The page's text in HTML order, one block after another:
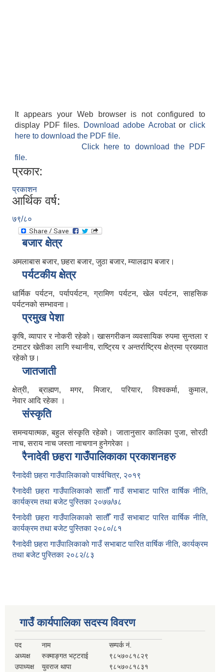
It appears your Web browser is not configured to
display PDF files.
Download adobe Acrobatorclick
here to download the PDF file.
Click here to download the PDF
file.
प्रकार:
प्रकाशन
आर्थिक वर्ष:
७९/८०
बजार क्षेत्र
अमलाबास बजार, छहरा बजार, जुठा बजार, म्यालढाप बजार।
पर्यटकीय क्षेत्र
धार्मिक पर्यटन, पर्यापर्यटन, ग्रामिण पर्यटन, खेल पर्यटन, साहसिक
पर्यटनको सम्भावना।
प्रमुख पेशा
कृषि, व्यापार र नोकरी रहेको। खासगरीकन व्यवसायिक रुपमा सुन्तला र
टमाटर खेतीका लागि स्थानीय, राष्ट्रिय र अन्तर्राष्ट्रिय क्षेत्रमा प्रख्यात
रहेको छ।
जातजाती
क्षेत्री, ब्राह्मण, मगर, मिजार, परियार, विश्वकर्मा, कुमाल,
नेवार आदि रहेका ।
संस्कृति
समन्वयात्मक, बहुल संस्कृति रहेको। जातानुसार कालिका पुजा, सोरठी
नाच, सराय नाच जस्ता नाचगान हुनेगरेका ।
रैनादेवी छहरा गाउँपालिकाका प्रकाशनहरु
रैनादेवी छहरा गाउँपालिकाको पार्श्वचित्र, २०१९
रैनादेवी छहरा गाउँपालिकाको सातौँ गाउँ सभाबाट पारित वार्षिक नीति,
कार्यक्रम तथा बजेट पुस्तिका २०७७/७८
रैनादेवी छहरा गाउँपालिकाको सातौँ गाउँ सभाबाट पारित वार्षिक नीति,
कार्यक्रम तथा बजेट पुस्तिका २०८०/८१
रैनादेवी छहरा गाउँपालिकाको गाउँ सभाबाट पारित वार्षिक नीति, कार्यक्रम
तथा बजेट पुस्तिका २०८२/८३
गाउँ कार्यपालिका सदस्य विवरण
पद नाम
सम्पर्क नं.
अध्यक्ष
रुक्माङ्गत भट्टराई
९८५७०८१८२९
उपाध्यक्ष
युवराज थापा ९८५७०८१८३१